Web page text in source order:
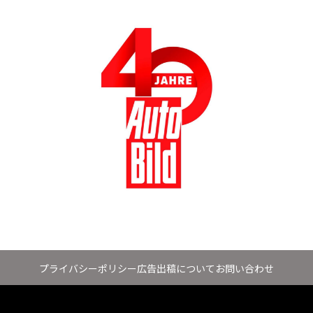
プライバシーポリシー広告出稿について お問い合わせ